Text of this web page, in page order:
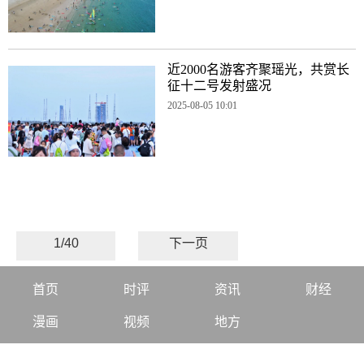
近2000名游客齐聚瑶光，共赏长
征十二号发射盛况
2025-08-05 10:01
1/40 下一页
首页 时评 资讯 财经
漫画 视频 地方